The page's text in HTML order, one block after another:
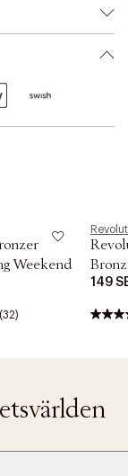
Weekend
(32)
149